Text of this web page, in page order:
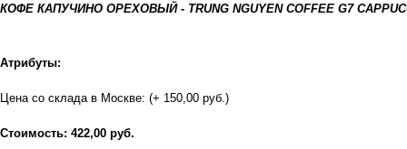
КОФЕ КАПУЧИНО ОРЕХОВЫЙ - TRUNG NGUYEN COFFEE G7
Атрибуты:
Цена со склада в Москве: (+ 150,00 руб.)
Стоимость: 422,00 руб.